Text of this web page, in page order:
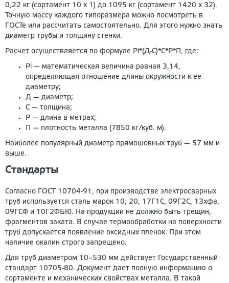
0,22 кг (сортамент 10 х 1) до 1095 кг (сортамент 1420 х 32).
Точную массу каждого типоразмера можно посмотреть в
ГОСТе или рассчитать самостоятельно. Для этого нужно знать
диаметр трубы и толщину стенки.
Расчет осуществляется по формуле Pi*(Д-С)*С*Р*П, где:
Pi — математическая величина равная 3,14,
определяющая отношение длины окружности к ее
диаметру;
Д — диаметр;
С — толщина;
Р — длина в метрах;
П — плотность металла (7850 кг/куб. м).
Наиболее популярный диаметр прямошовных труб — 57 мм и
выше.
Стандарты
Согласно ГОСТ 10704-91, при производстве электросварных
труб используется сталь марок 10, 20, 17Г1С, 09Г2С, 13хфа,
09ГСФ и 10Г2ФБЮ. На продукции не должно быть трещин,
фрагментов заката. В случае термообработки на поверхности
труб допускается появление оксидных пленок. При этом
наличие окалин строго запрещено.
Для труб диаметром 10–530 мм действует Государственный
стандарт 10705-80. Документ дает полную информацию о
сортаменте и механических свойствах металла. В такой